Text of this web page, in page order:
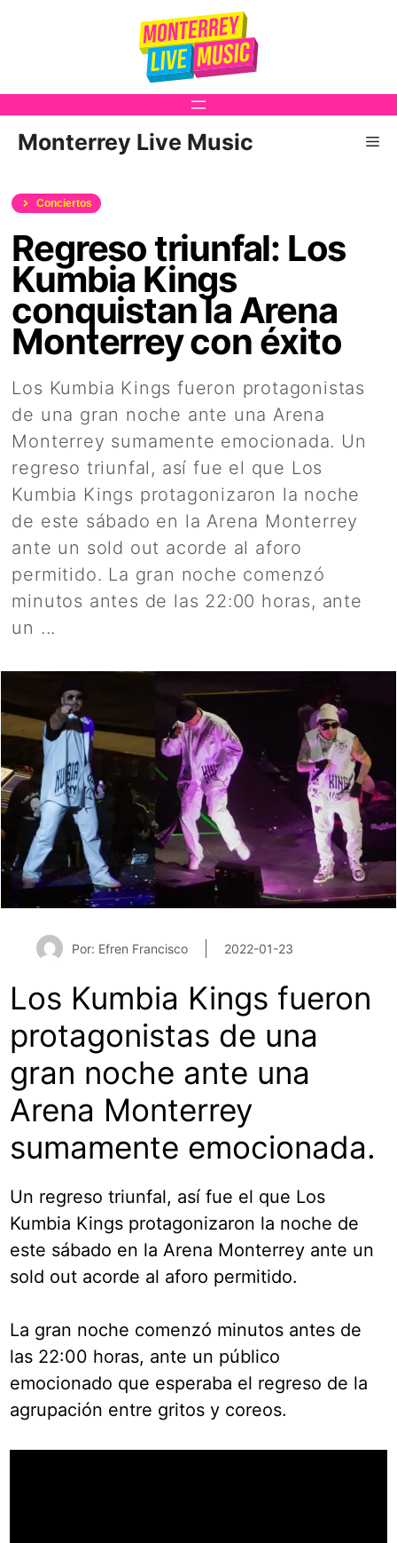
Monterrey Live Music
Conciertos
Regreso triunfal: Los
Kumbia Kings
conquistan la Arena
Monterrey con éxito
Los Kumbia Kings fueron protagonistas
de una gran noche ante una Arena
Monterrey sumamente emocionada. Un
regreso triunfal, así fue el que Los
Kumbia Kings protagonizaron la noche
de este sábado en la Arena Monterrey
ante un sold out acorde al aforo
permitido. La gran noche comenzó
minutos antes de las 22:00 horas, ante
un ...
Por: Efren Francisco 2022-01-23
Los Kumbia Kings fueron
protagonistas de una
gran noche ante una
Arena Monterrey
sumamente emocionada.
Un regreso triunfal, así fue el que Los
Kumbia Kings protagonizaron la noche de
este sábado en la Arena Monterrey ante un
sold out acorde al aforo permitido.
La gran noche comenzó minutos antes de
las 22:00 horas, ante un público
emocionado que esperaba el regreso de la
agrupación entre gritos y coreos.